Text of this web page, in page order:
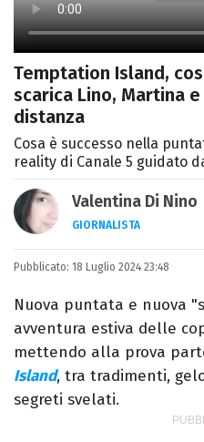
Temptation Island,
scarica Lino, Martina
distanza
Cosa è successo nella
reality di Canale 5 guidato
Valentina Di Nino
GIORNALISTA
LINKEDIN
INSTAGRAM
Romana, laurea
giornalista per
quotidiani,
prevalentemente
Pubblicato: 18 Luglio 2024 23:48
Nuova puntata e nuova
avventura estiva delle
mettendo alla prova
Island, tra tradimenti,
segreti svelati.